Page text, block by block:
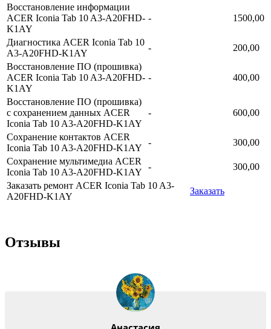
Восстановление информации
ACER Iconia Tab 10 A3-A20FHD-
K1AY
- 1500,00
Диагностика ACER Iconia Tab 10
A3-A20FHD-K1AY
-
200,00
Восстановление ПО (прошивка)
ACER Iconia Tab 10 A3-A20FHD-
K1AY
- 400,00
Восстановление ПО (прошивка)
с сохранением данных ACER
Iconia Tab 10 A3-A20FHD-K1AY
- 600,00
Сохранение контактов ACER
Iconia Tab 10 A3-A20FHD-K1AY
-
300,00
Сохранение мультимедиа ACER
Iconia Tab 10 A3-A20FHD-K1AY
-
300,00
Заказать ремонт ACER Iconia Tab 10 A3-
A20FHD-K1AY
Заказать
Отзывы